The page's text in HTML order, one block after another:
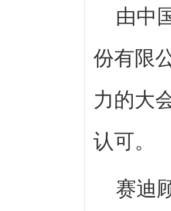
由中
份有限
力的大
认可。
赛迪